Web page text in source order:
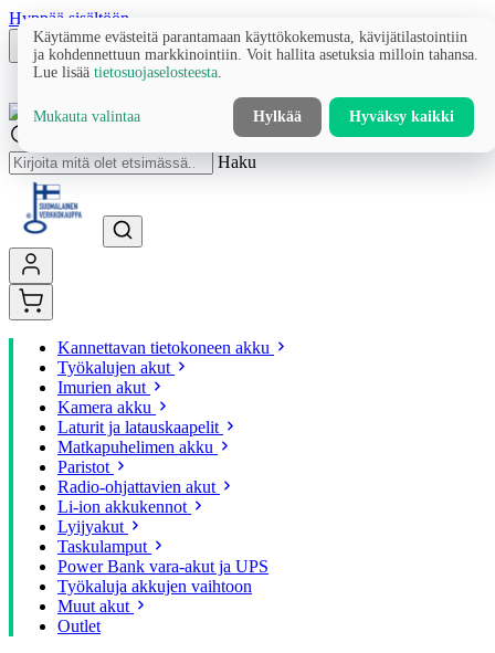
Hyppää sisältöön
Haku
Kannettavan tietokoneen akku
Työkalujen akut
Imurien akut
Kamera akku
Laturit ja latauskaapelit
Matkapuhelimen akku
Paristot
Radio-ohjattavien akut
Li-ion akkukennot
Lyijyakut
Taskulamput
Power Bank vara-akut ja UPS
Työkaluja akkujen vaihtoon
Muut akut
Outlet
Käytämme evästeitä parantamaan käyttökokemusta, kävijätilastointiin
ja kohdennettuun markkinointiin. Voit hallita asetuksia milloin tahansa.
Lue lisää tietosuojaselosteesta
Mukauta valintaa Hylkää Hyväksy kaikki